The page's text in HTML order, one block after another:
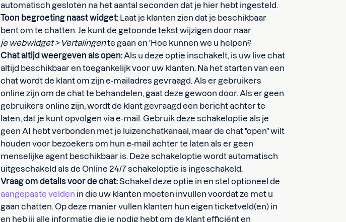
automatisch gesloten na het aantal seconden dat je hier hebt ingesteld.
Toon begroeting naast widget: Laat je klanten zien dat je beschikbaar
bent om te chatten. Je kunt de getoonde tekst wijzigen door naar
je webwidget > Vertalingente gaan en 'Hoe kunnen we u helpen?
Chat altijd weergeven als open:Als u deze optie inschakelt, is uw live chat
altijd beschikbaar en toegankelijk voor uw klanten. Na het starten van een
chat wordt de klant om zijn e-mailadres gevraagd. Als er gebruikers
online zijn om de chat te behandelen, gaat deze gewoon door. Als er geen
gebruikers online zijn, wordt de klant gevraagd een bericht achter te
laten, dat je kunt opvolgen via e-mail. Gebruik deze schakeloptie als je
geen AI hebt verbonden met je luizenchatkanaal, maar de chat "open" wilt
houden voor bezoekers om hun e-mail achter te laten als er geen
menselijke agent beschikbaar is. Deze schakeloptie wordt automatisch
uitgeschakeld als de Online 24/7 schakeloptie is ingeschakeld.
Vraag om details voor de chat:Schakel deze optie in en stel optioneel de
aangepaste velden in die uw klanten moeten invullen voordat ze met u
gaan chatten. Op deze manier vullen klanten hun eigen ticketveld(en) in
en heb jij alle informatie die je nodig hebt om de klant efficiënt en